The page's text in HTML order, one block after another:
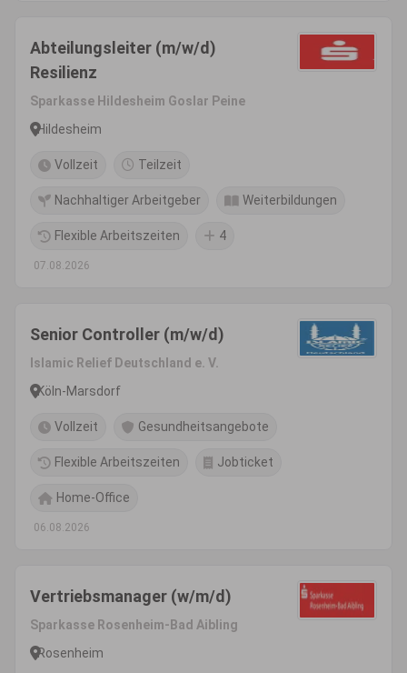
Abteilungsleiter (m/w/d)
Resilienz
Sparkasse Hildesheim Goslar Peine
Hildesheim
Vollzeit Teilzeit
Nachhaltiger Arbeitgeber Weiterbildungen
Flexible Arbeitszeiten 4
07.08.2026
Senior Controller (m/w/d)
Islamic Relief Deutschland e. V.
Köln-Marsdorf
Vollzeit Gesundheitsangebote
Flexible Arbeitszeiten Jobticket
Home-Office
06.08.2026
Vertriebsmanager (w/m/d)
Sparkasse Rosenheim-Bad Aibling
Rosenheim